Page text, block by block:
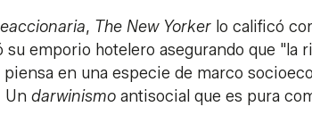
, The New Yorker lo calificó
emporio hotelero asegurando que "la
en una especie de marco
Un darwinismo antisocial que es pura